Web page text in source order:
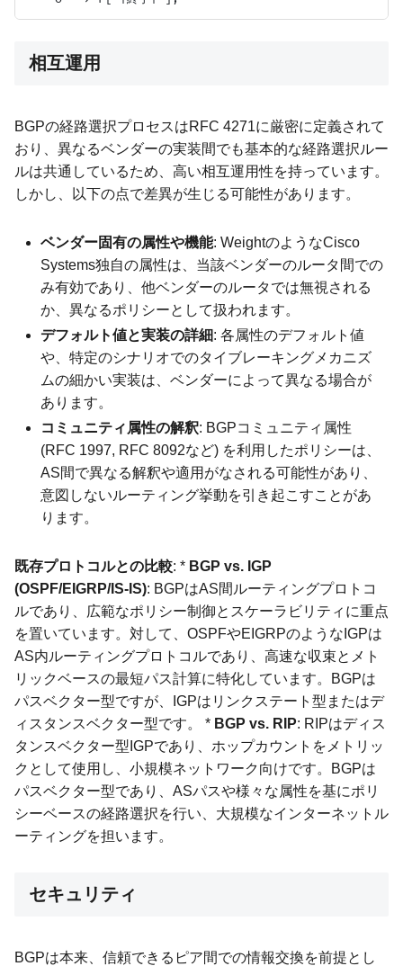
相互運用
BGPの経路選択プロセスはRFC 4271に厳密に定義されて
おり、異なるベンダーの実装間でも基本的な経路選択ルー
ルは共通しているため、高い相互運用性を持っています。
しかし、以下の点で差異が生じる可能性があります。
ベンダー固有の属性や機能: WeightのようなCisco
Systems独自の属性は、当該ベンダーのルータ間での
み有効であり、他ベンダーのルータでは無視される
か、異なるポリシーとして扱われます。
デフォルト値と実装の詳細: 各属性のデフォルト値
や、特定のシナリオでのタイブレーキングメカニズ
ムの細かい実装は、ベンダーによって異なる場合が
あります。
コミュニティ属性の解釈: BGPコミュニティ属性
(RFC 1997, RFC 8092など) を利用したポリシーは、
AS間で異なる解釈や適用がなされる可能性があり、
意図しないルーティング挙動を引き起こすことがあ
ります。
既存プロトコルとの比較: * BGP vs. IGP
(OSPF/EIGRP/IS-IS): BGPはAS間ルーティングプロトコ
ルであり、広範なポリシー制御とスケーラビリティに重点
を置いています。対して、OSPFやEIGRPのようなIGPは
AS内ルーティングプロトコルであり、高速な収束とメト
リックベースの最短パス計算に特化しています。BGPは
パスベクター型ですが、IGPはリンクステート型またはデ
ィスタンスベクター型です。 * BGP vs. RIP: RIPはディス
タンスベクター型IGPであり、ホップカウントをメトリッ
クとして使用し、小規模ネットワーク向けです。BGPは
パスベクター型であり、ASパスや様々な属性を基にポリ
シーベースの経路選択を行い、大規模なインターネットル
ーティングを担います。
セキュリティ
BGPは本来、信頼できるピア間での情報交換を前提とし